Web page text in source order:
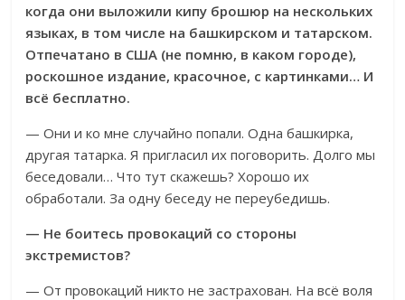
когда они выложили кипу брошюр на нескольких
языках, в том числе на башкирском и татарском.
Отпечатано в США (не помню, в каком городе),
роскошное издание, красочное, с картинками… И
всё бесплатно.
— Они и ко мне случайно попали. Одна башкирка,
другая татарка. Я пригласил их поговорить. Долго мы
беседовали… Что тут скажешь? Хорошо их
обработали. За одну беседу не переубедишь.
— Не боитесь провокаций со стороны
экстремистов?
— От провокаций никто не застрахован. На всё воля